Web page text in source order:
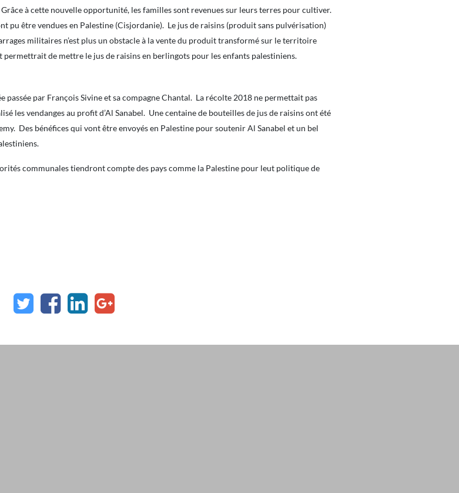
à cette nouvelle opportunité, les familles sont revenues sur leurs terres pour cultiver.
pu être vendues en Palestine (Cisjordanie). Le jus de raisins (produit sans pulvérisation)
militaires n’est plus un obstacle à la vente du produit transformé sur le territoire
de mettre le jus de raisins en berlingots pour les enfants palestiniens.
passée par François Sivine et sa compagne Chantal. La récolte 2018 ne permettait pas
les vendanges au profit d’Al Sanabel. Une centaine de bouteilles de jus de raisins ont été
Des bénéfices qui vont être envoyés en Palestine pour soutenir Al Sanabel et un bel
communales tiendront compte des pays comme la Palestine pour leut politique de